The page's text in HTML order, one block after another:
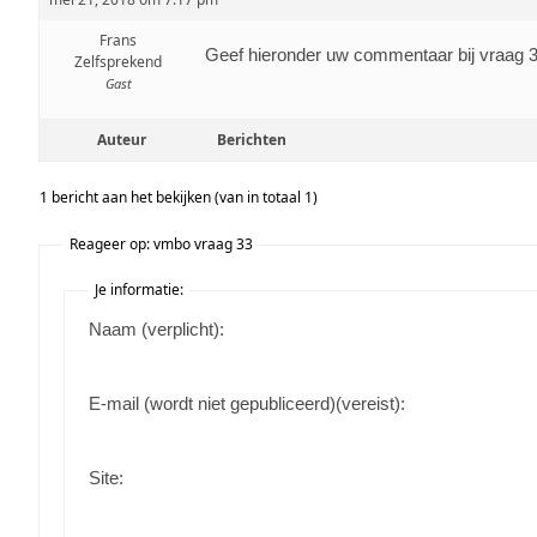
Frans
Zelfsprekend
Gast
Geef hieronder uw commentaar bij vraag
Auteur Berichten
1 bericht aan het bekijken (van in totaal 1)
Reageer op: vmbo vraag 33
Je informatie:
Naam (verplicht):
E-mail (wordt niet gepubliceerd)(vereist):
Site: